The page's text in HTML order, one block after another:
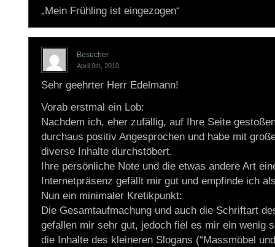
„Mein Frühling ist eingezogen“
Besucher
April 9th, 2010
Sehr geehrter Herr Edelmann!
Vorab erstmal ein Lob:
Nachdem ich, eher zufällig, auf Ihre Seite
durchaus positiv Angesprochen und habe mit
diverse Inhalte durchstöbert.
Ihre persönliche Note und die etwas andere Art
Internetpräsenz gefällt mir gut und empfinde ich
Nun ein minimaler Kretikpunkt:
Die Gesamtaufmachung und auch die Schriftart
gefallen mir sehr gut, jedoch fiel es mir ein wenig
die Inhalte des kleineren Slogans (“Massmöbel